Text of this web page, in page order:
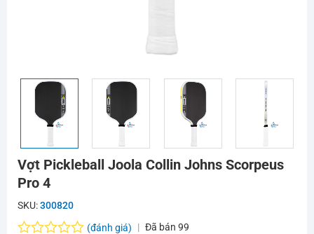
Vợt Pickleball Joola Collin Johns Scorpeus
Pro 4
SKU:300820
(đánh giá) Đã bán 99